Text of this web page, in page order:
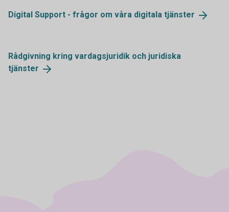
Digital Support - frågor om våra digitala tjänster
Rådgivning kring vardagsjuridik och juridiska
tjänster